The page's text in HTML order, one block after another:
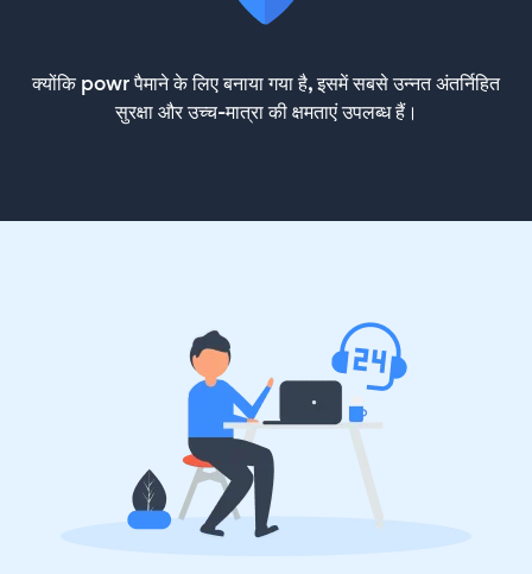
क्योंकि powr पैमाने के लिए बनाया गया है, इसमें सबसे उन्नत अंतर्निहित
सुरक्षा और उच्च-मात्रा की क्षमताएं उपलब्ध हैं।